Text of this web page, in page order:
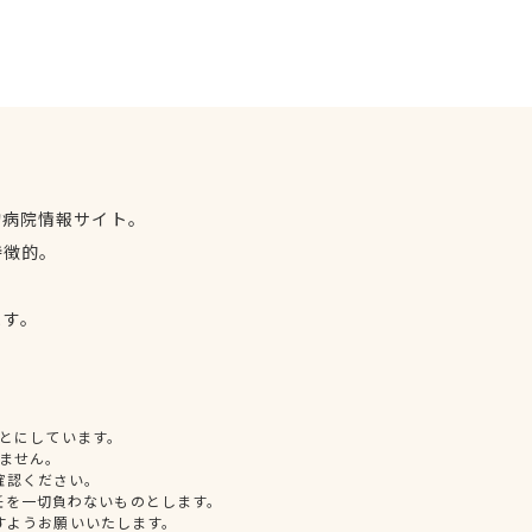
院情報サイト。
的。
。
しています。
せん。
ください。
一切負わないものとします。
うお願いいたします。